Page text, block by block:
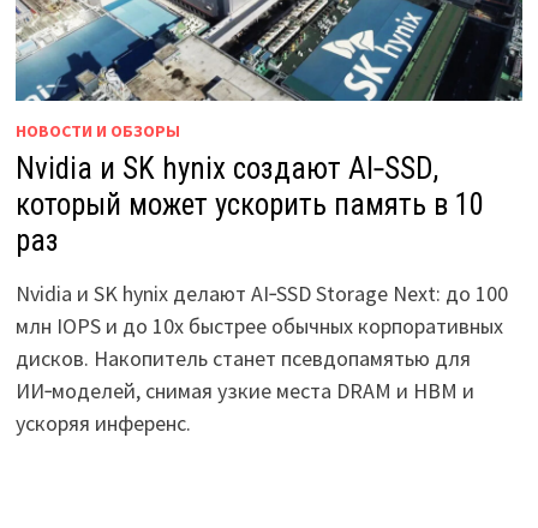
НОВОСТИ И ОБЗОРЫ
Nvidia и SK hynix создают AI‑SSD,
который может ускорить память в 10
раз
Nvidia и SK hynix делают AI‑SSD Storage Next: до 100
млн IOPS и до 10x быстрее обычных корпоративных
дисков. Накопитель станет псевдопамятью для
ИИ‑моделей, снимая узкие места DRAM и HBM и
ускоряя инференс.